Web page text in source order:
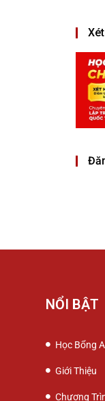
NỔI BẬT
Học Bổng
Giới Thiệu
Chương